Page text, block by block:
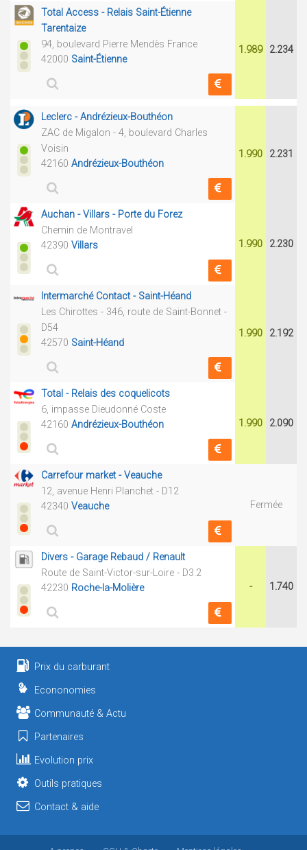
Total Access - Relais Saint-Étienne
Tarentaize
94, boulevard Pierre Mendès France
42000 Saint-Étienne
1.989 2.234
Leclerc - Andrézieux-Bouthéon
ZAC de Migalon - 4, boulevard Charles
Voisin
42160 Andrézieux-Bouthéon
1.990 2.231
Auchan - Villars - Porte du Forez
Chemin de Montravel
42390 Villars 1.990 2.230
Intermarché Contact - Saint-Héand
Les Chirottes - 346, route de Saint-Bonnet -
D54
42570 Saint-Héand
1.990 2.192
Total - Relais des coquelicots
6, impasse Dieudonné Coste
42160 Andrézieux-Bouthéon 1.990 2.090
Carrefour market - Veauche
12, avenue Henri Planchet - D12
42340 Veauche Fermée
Divers - Garage Rebaud / Renault
Route de Saint-Victor-sur-Loire - D3.2
42230 Roche-la-Molière - 1.740
Prix du carburant
Econonomies
Communauté & Actu
Partenaires
Evolution prix
Outils pratiques
Contact & aide